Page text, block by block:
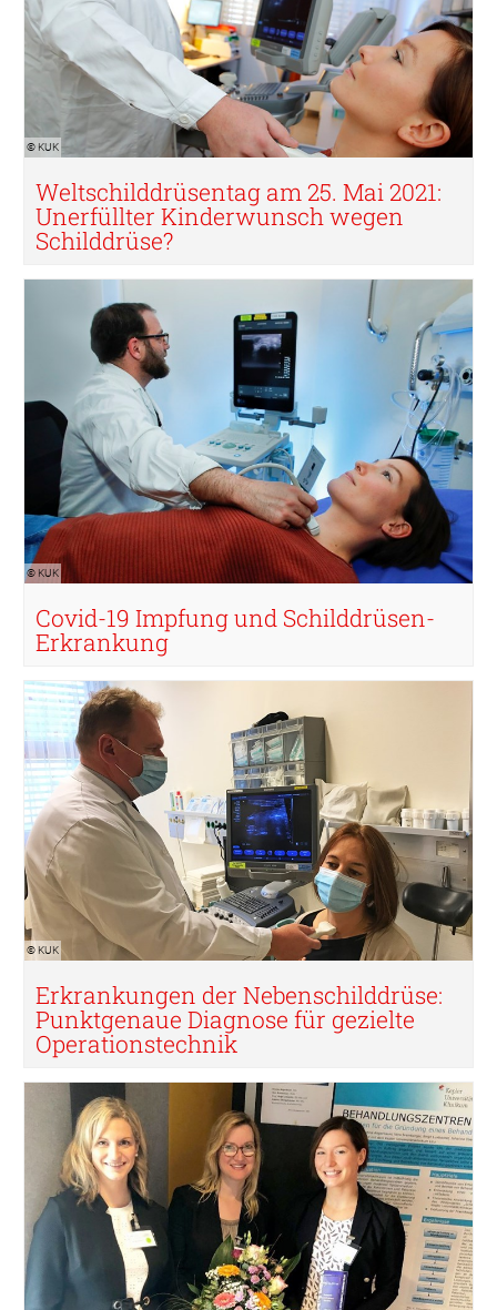
© KUK
Weltschilddrüsentag am 25. Mai 2021:
Unerfüllter Kinderwunsch wegen
Schilddrüse?
© KUK
Covid-19 Impfung und Schilddrüsen-
Erkrankung
© KUK
Erkrankungen der Nebenschilddrüse:
Punktgenaue Diagnose für gezielte
Operationstechnik